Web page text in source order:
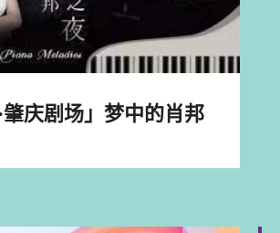
肇庆剧场」梦中的肖邦